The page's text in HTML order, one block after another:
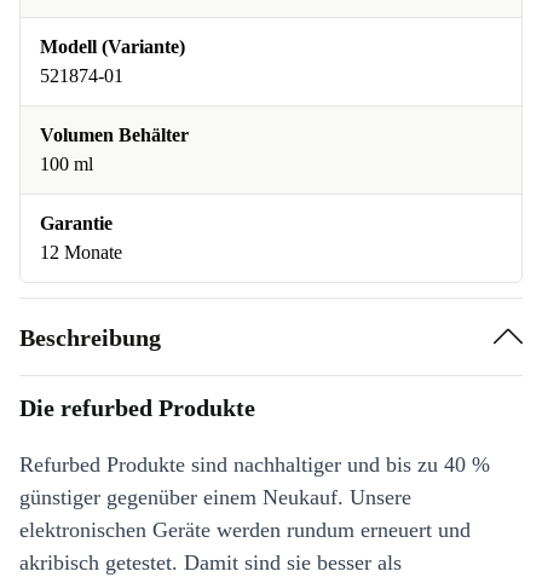
Modell (Variante)
521874-01
Volumen Behälter
100 ml
Garantie
12 Monate
Beschreibung
Die refurbed Produkte
Refurbed Produkte sind nachhaltiger und bis zu 40 %
günstiger gegenüber einem Neukauf. Unsere
elektronischen Geräte werden rundum erneuert und
akribisch getestet. Damit sind sie besser als